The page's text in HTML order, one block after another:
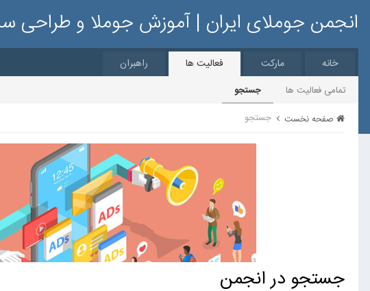
انجمن جوملای ایران | آموزش جوملا و طراحی
خانه مارکت فعالیت ها
تمامی فعالیت ها جستجو
راهبران
صفحه نخست جستجو
جستجو در انجمن